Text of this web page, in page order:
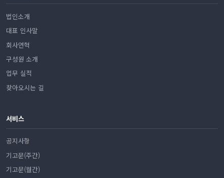
법인소개
대표 인사말
회사연혁
구성원 소개
업무 실적
찾아오시는 길
서비스
공지사항
기고문(주간)
기고문(월간)